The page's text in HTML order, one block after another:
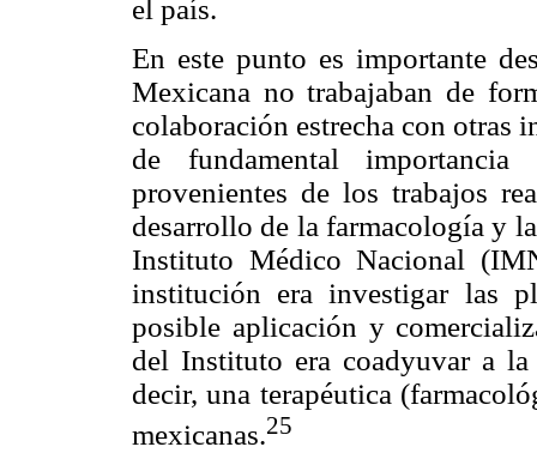
el país.
En este punto es importante
Mexicana no trabajaban de
colaboración estrecha con otras
de fundamental
provenientes de los trabajos
desarrollo de la farmacología y
Instituto Médico Nacional
institución era investigar las
posible aplicación y
del Instituto era coadyuvar a
decir, una terapéutica
mexicanas.25